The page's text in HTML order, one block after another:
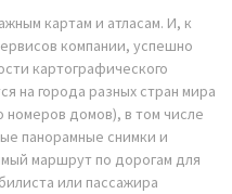
картам и атласам. И, к
компании, успешно
картографического
на города разных стран мира
домов), в том числе
панорамные снимки и
маршрут по дорогам для
или пассажира